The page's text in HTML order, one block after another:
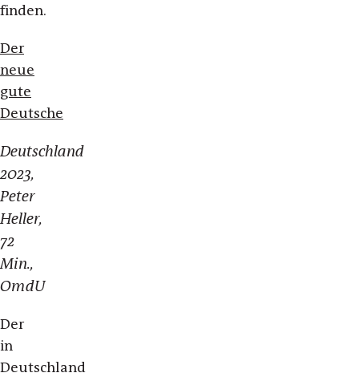
finden.
Der
neue
gute
Deutsche
Deutschland
2023,
Peter
Heller,
72
Min.,
OmdU
Der
in
Deutschland